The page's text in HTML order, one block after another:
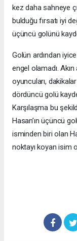
kez daha sahneye
bulduğu fırsatı iyi
üçüncü golünü
Golün ardından
engel olamadı.
oyuncuları,
dördüncü golü
Karşılaşma bu
Hasan’ın üçüncü
isminden biri olan
noktayı koyan isim